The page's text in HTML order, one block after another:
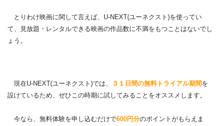
とりわけ映画に関して言えば、U-NEXT(ユーネクスト)を使ってい
て、見放題・レンタルできる映画の作品数に不満をもつことはないでし
ょう。
現在U-NEXT(ユーネクスト)では、 ３１日間の無料トライアル期間を
設けているため、ぜひこの時期に試してみることをオススメします。
今なら、無料体験を申し込むだけで600円分のポイントがもらえま